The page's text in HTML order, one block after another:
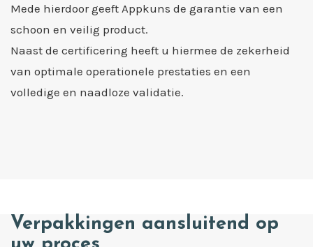
Mede hierdoor geeft Appkuns de garantie van een
schoon en veilig product.
Naast de certificering heeft u hiermee de zekerheid
van optimale operationele prestaties en een
volledige en naadloze validatie.
Verpakkingen aansluitend op